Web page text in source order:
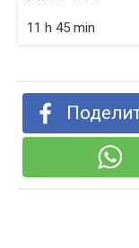
11 h 45 min